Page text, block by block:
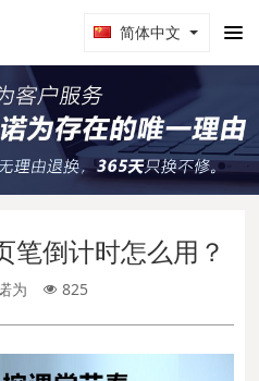
简体中文
笔倒计时怎么用？
为 825